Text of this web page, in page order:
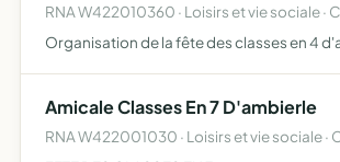
RNA W422010360 · Loisirs et vie sociale ·
Organisation de la fête des classes en 4
Amicale Classes En 7 D'ambierle
RNA W422001030 · Loisirs et vie sociale ·